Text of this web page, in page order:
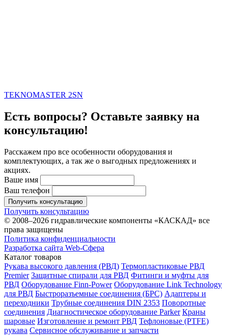
TEKNOMASTER 2SN
Есть вопросы? Оставьте заявку на
консультацию!
Расскажем про все особенности оборудования и
комплектующих, а так же о выгодных предложениях и
акциях.
Ваше имя
Ваш телефон
Получить консультацию
Получить консультацию
© 2008–2026 гидравлические компоненты «КАСКАД» все
права защищены
Политика конфиденциальности
Разработка сайта Web-Сфера
Каталог товаров
Рукава высокого давления (РВД) Термопластиковые РВД
Premier Защитные спирали для РВД Фитинги и муфты для
РВД Оборудование Finn-Power Оборудование Link Technology
для РВД Быстроразъемные соединения (БРС) Адаптеры и
переходники Трубные соединения DIN 2353 Поворотные
соединения Диагностическое оборудование Parker Краны
шаровые Изготовление и ремонт РВД Тефлоновые (PTFE)
рукава Сервисное обслуживание и запчасти